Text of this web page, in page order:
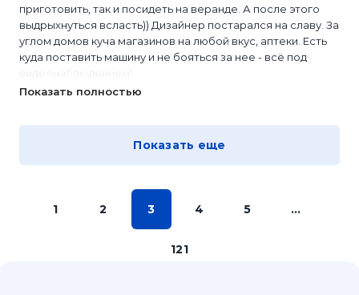
приготовить, так и посидеть на веранде. А после этого
выдрыхнуться всласть)) Дизайнер постарался на славу. За
углом домов куча магазинов на любой вкус, аптеки. Есть
куда поставить машину и не бояться за нее - всё под
Показать полностью
Показать еще
1 2 3 4 5 ...
121